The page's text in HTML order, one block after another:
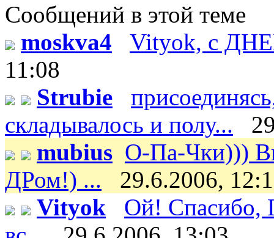
Сообщений в этой теме
moskva4
Vityok, с
11:08
Strubie
складывалось и полу...
mubius О-Па-Чки)))
ДРом!) ...
29.6.2006,
Vityok
Ой! Спасибо,